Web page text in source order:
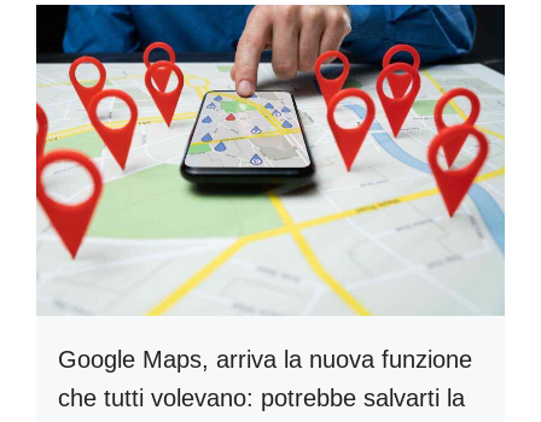
Google Maps, arriva la nuova funzione
che tutti volevano: potrebbe salvarti la